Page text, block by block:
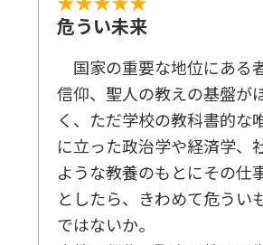
危うい未来
国家の重要な地位にある
信仰、聖人の教えの基盤が
く、ただ学校の教科書的な
に立った政治学や経済学、
ような教養のもとにその仕
としたら、きわめて危うい
ではないか。